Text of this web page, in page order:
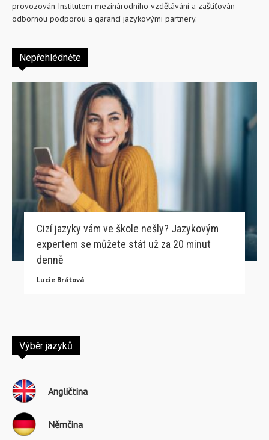
provozován Institutem mezinárodního vzdělávání a zaštiťován
odbornou podporou a garancí jazykovými partnery.
Nepřehlédněte
Cizí jazyky vám ve škole nešly? Jazykovým
expertem se můžete stát už za 20 minut
denně
Lucie Brátová
Výběr jazyků
Angličtina
Němčina